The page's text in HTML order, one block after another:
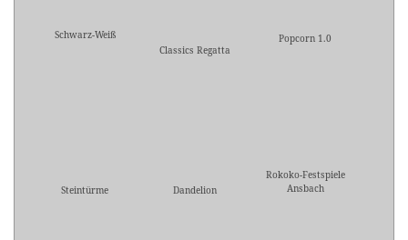
Schwarz-Weiß
Classics Regatta
Popcorn 1.0
Steintürme Dandelion
Rokoko-Festspiele
Ansbach